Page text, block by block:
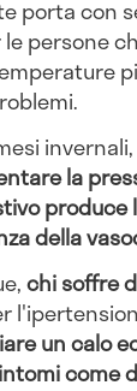
porta con
persone
la
della
chi soffre
un calo
come